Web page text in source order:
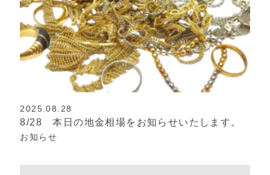
2025.08.28
8/28 本日の地金相場をお知らせいたします。
お知らせ